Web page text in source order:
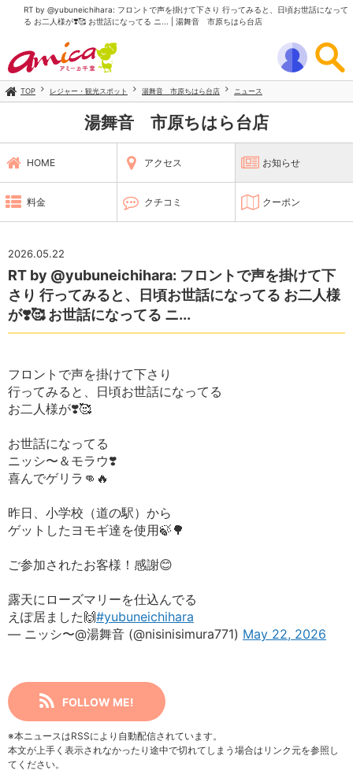
RT by @yubuneichihara: フロントで声を掛けて下さり 行ってみると、日頃お世話になって
る お二人様が❣️🥰 お世話になってる ニ... | 湯舞音 市原ちはら台店
TOP レジャー・観光スポット 湯舞音 市原ちはら台店 ニュース
湯舞音 市原ちはら台店
HOME アクセス お知らせ
料金 クチコミ クーポン
2026.05.22
RT by @yubuneichihara: フロントで声を掛けて下
さり 行ってみると、日頃お世話になってる お二人様
が❣️🥰 お世話になってる ニ...
フロントで声を掛けて下さり
行ってみると、日頃お世話になってる
お二人様が❣️🥰
お世話になってる
ニッシ〜＆モラウ❣️
喜んでゲリラ👊🔥
昨日、小学校（道の駅）から
ゲットしたヨモギ達を使用🍃🌳
ご参加されたお客様！感謝😊
露天にローズマリーを仕込んでる
えぽ居ました🙌#yubuneichihara
— ニッシ〜@湯舞音 (@nisinisimura771) May 22, 2026
FOLLOW ME!
※本ニュースはRSSにより自動配信されています。
本文が上手く表示されなかったり途中で切れてしまう場合はリンク元を参照し
てください。